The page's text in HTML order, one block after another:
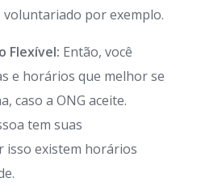
por exemplo.
Flexível: Então, você
e horários que melhor se
caso a ONG aceite.
tem suas
isso existem horários